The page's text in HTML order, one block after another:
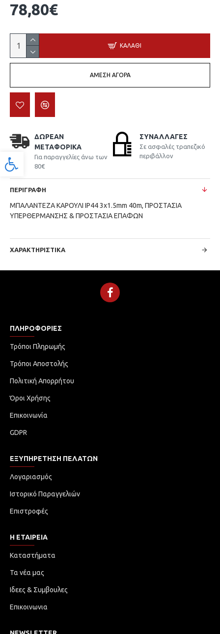
Προσβασιμότητα
78,80€
ΚΑΛΆΘΙ
ΆΜΕΣΗ ΑΓΟΡΆ
ΔΩΡΕΆΝ
ΜΕΤΑΦΟΡΙΚΆ
Για παραγγελίες άνω των
80€
ΣΥΝΑΛΛΑΓΈΣ
Σε ασφαλές τραπεζικό
περιβάλλον
ΠΕΡΙΓΡΑΦΉ
ΜΠΑΛΑΝΤΕΖΑ ΚΑΡΟΥΛΙ IP44 3x1.5mm 40m, ΠΡΟΣΤΑΣΙΑ
ΥΠΕΡΘΕΡΜΑΝΣΗΣ & ΠΡΟΣΤΑΣΙΑ ΕΠΑΦΩΝ
ΧΑΡΑΚΤΗΡΙΣΤΙΚΆ
ΠΛΗΡΟΦΟΡΊΕΣ
Τρόποι Πληρωμής
Τρόποι Αποστολής
Πολιτική Απορρήτου
Όροι Χρήσης
Επικοινωνία
GDPR
ΕΞΥΠΗΡΈΤΗΣΗ ΠΕΛΑΤΏΝ
Λογαριασμός
Ιστορικό Παραγγελιών
Επιστροφές
Η ΕΤΑΙΡΕΙΑ
Καταστήματα
Τα νέα μας
Ιδεες & Συμβουλες
Επικοινωνια